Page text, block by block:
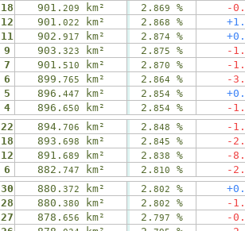
18
901. 209 km² 2. 869 % -0 .
12
901. 022 km² 2. 868 % +1 .
11
902. 917 km² 2. 874 % +0 .
9
903. 323 km² 2. 875 % -1 .
7
901. 510 km² 2. 870 % -1 .
6
899. 765 km² 2. 864 % -3 .
5
896. 447 km² 2. 854 % +0 .
4
896. 650 km² 2. 854 % -1 .
22 894. 706 km² 2. 848 % -1 .
18
893. 698 km² 2. 845 % -2 .
12
891. 689 km² 2. 838 % -8 .
6
882. 747 km² 2. 810 % -2 .
30
880. 372 km² 2. 802 % +0 .
28
880. 380 km² 2. 802 % -1 .
27
878. 656 km² 2. 797 % -0 .